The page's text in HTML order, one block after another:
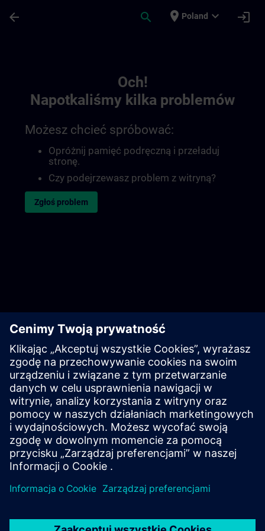
arrow_back search place Poland expand_more login
Och!
Napotkaliśmy kilka problemów
Możesz chcieć spróbować:
Opróżnij pamięć podręczną i przeładuj
stronę.
Czy podejrzewasz problem z witryną?
Zgłoś problem